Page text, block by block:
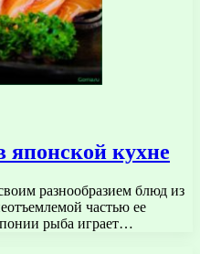
кухне
разнообразием блюд из
частью ее
рыба играет…